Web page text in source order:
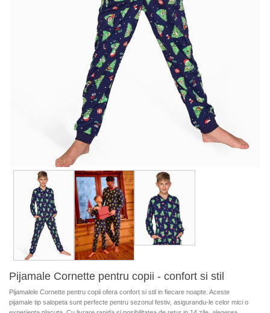
Pijamale Cornette pentru copii - confort si stil
Pijamalele Cornette pentru copii ofera confort si stil in fiecare noapte. Aceste
pijamale tip salopeta sunt perfecte pentru sezonul festiv, asigurandu-le celor mici o